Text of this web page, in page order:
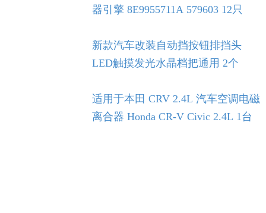
器引擎 8E9955711A 579603 12只
新款汽车改装自动挡按钮排挡头
LED触摸发光水晶档把通用 2个
适用于本田 CRV 2.4L 汽车空调电磁
离合器 Honda CR-V Civic 2.4L 1台